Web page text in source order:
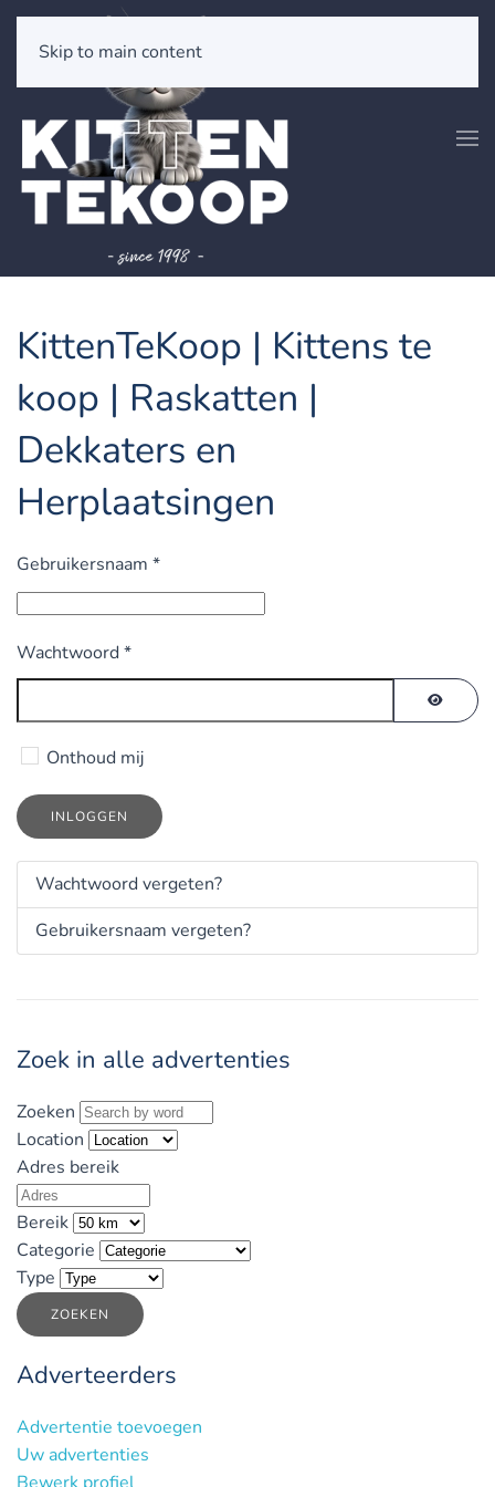
Skip to main content
KittenTeKoop | Kittens te
koop | Raskatten |
Dekkaters en
Herplaatsingen
Gebruikersnaam *
Wachtwoord *
Onthoud mij
INLOGGEN
Wachtwoord vergeten?
Gebruikersnaam vergeten?
Zoek in alle advertenties
Zoeken
Location
Adres bereik
Bereik
Categorie
Type
ZOEKEN
Adverteerders
Advertentie toevoegen
Uw advertenties